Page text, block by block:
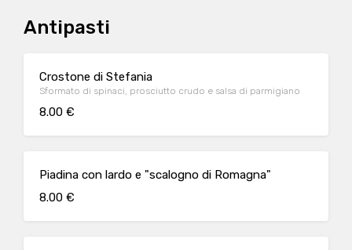
Antipasti
Crostone di Stefania
Sformato di spinaci, prosciutto crudo e salsa di parmigiano
8.00 €
Piadina con lardo e "scalogno di Romagna"
8.00 €